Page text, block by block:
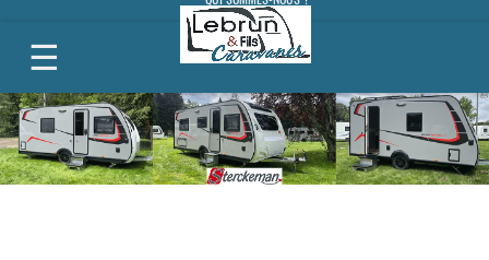
CONTACT